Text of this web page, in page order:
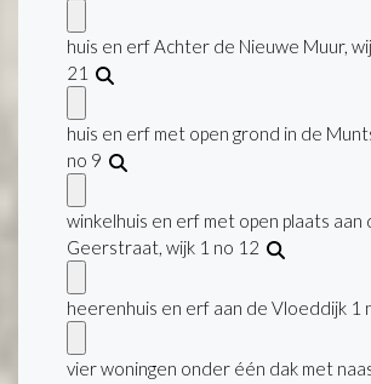
huis en erf Achter de Nieuwe Muur,
21
huis en erf met open grond in de
no 9
winkelhuis en erf met open plaats aan
Geerstraat, wijk 1 no 12
heerenhuis en erf aan de Vloeddijk 1
vier woningen onder één dak met